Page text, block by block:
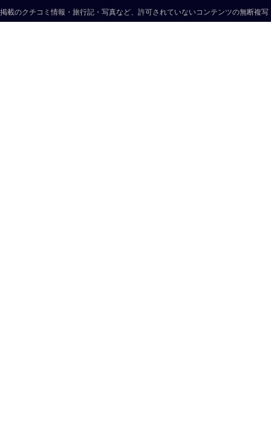
掲載のクチコミ情報・旅行記・写真など、許可されていないコンテンツの無断複